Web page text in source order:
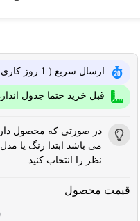
ارسال سریع ( 1 روز کاری بعد از ثبت سفارش)
قبل خرید حتما جدول
در صورتی که محصول
می باشد ابتدا رنگ یا
نظر را انتخاب کنید
قیمت محصول